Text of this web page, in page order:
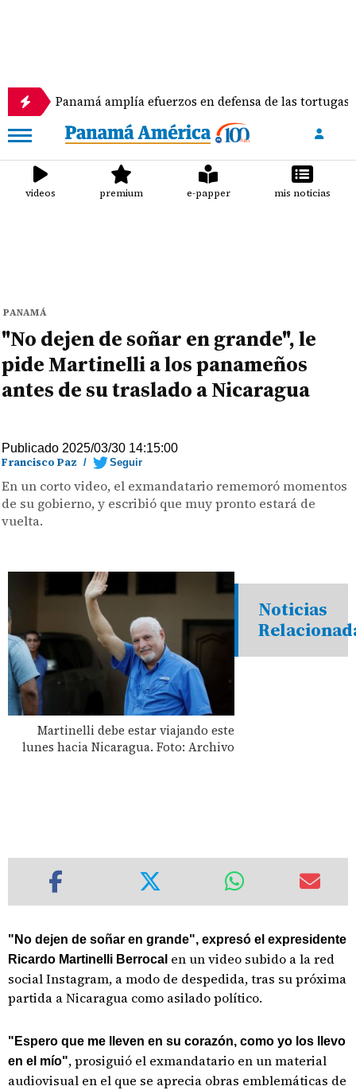
Panamá amplía efuerzos en defensa de las tortugas marinas
videos premium e-papper mis noticias
PANAMÁ
"No dejen de soñar en grande", le
pide Martinelli a los panameños
antes de su traslado a Nicaragua
Publicado 2025/03/30 14:15:00
Francisco Paz / Seguir
En un corto video, el exmandatario rememoró momentos
de su gobierno, y escribió que muy pronto estará de
vuelta.
Martinelli debe estar viajando este
lunes hacia Nicaragua. Foto: Archivo
Noticias
"No dejen de soñar en grande", expresó el expresidente
Ricardo Martinelli Berrocal en un video subido a la red
social Instagram, a modo de despedida, tras su próxima
partida a Nicaragua como asilado político.
"Espero que me lleven en su corazón, como yo los llevo
en el mío", prosiguió el exmandatario en un material
audiovisual en el que se aprecia obras emblemáticas de